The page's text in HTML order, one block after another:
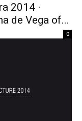
2014 ·
de Vega of...
0